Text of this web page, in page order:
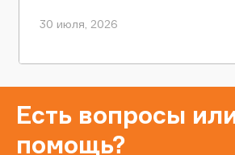
30 июля, 2026
Есть вопросы
помощь?